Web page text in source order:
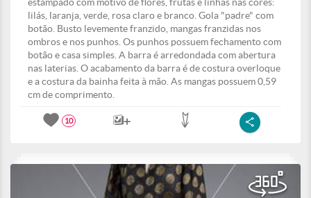
lilás, laranja, verde, rosa claro e branco. Gola "padre" com
botão. Busto levemente franzido, mangas franzidas nos
ombros e nos punhos. Os punhos possuem fechamento com
botão e casa simples. A barra é arredondada com abertura
nas laterias. O acabamento da barra é de costura overloque
e a costura da bainha feita à mão. As mangas possuem 0,59
cm de comprimento.
10